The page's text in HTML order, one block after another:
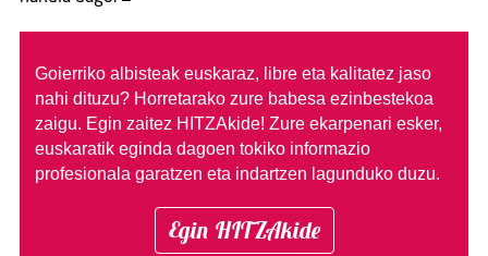
Goierriko albisteak euskaraz, libre eta kalitatez jaso
nahi dituzu? Horretarako zure babesa ezinbestekoa
zaigu. Egin zaitez HITZAkide! Zure ekarpenari esker,
euskaratik eginda dagoen tokiko informazio
profesionala garatzen eta indartzen lagunduko duzu.
Egin HITZAkide